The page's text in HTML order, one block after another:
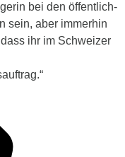
bei den öffentlich-
sein, aber immerhin
ihr im Schweizer